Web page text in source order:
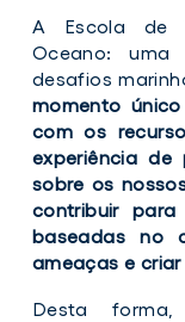
A Escola de
Oceano: uma
desafios
momento
com os
experiência de
sobre os
contribuir para
baseadas no
ameaças e
Desta